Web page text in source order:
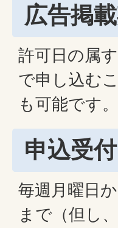
広告掲
許可日の属
で申し込む
も可能です。
申込受付
毎週月曜日
まで（但し